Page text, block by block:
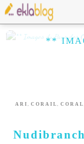
**
ARI , CORAIL , CORAL